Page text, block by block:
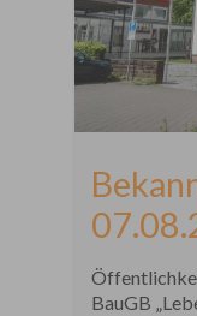
BauGB